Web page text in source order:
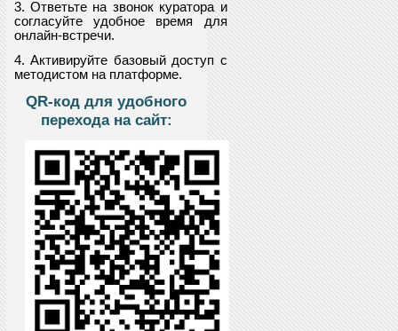
3. Ответьте на звонок куратора и
согласуйте удобное время для
онлайн-встречи.
4. Активируйте базовый доступ с
методистом на платформе.
QR-код для удобного
перехода на сайт: